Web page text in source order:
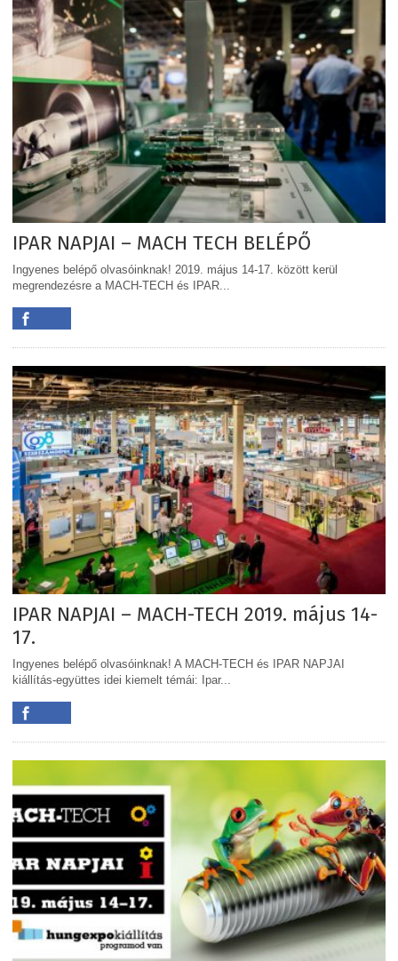
IPAR NAPJAI – MACH TECH BELÉPŐ
Ingyenes belépő olvasóinknak! 2019. május 14-17. között kerül
megrendezésre a MACH-TECH és IPAR...
IPAR NAPJAI – MACH-TECH 2019. május 14-
17.
Ingyenes belépő olvasóinknak! A MACH-TECH és IPAR NAPJAI
kiállítás-együttes idei kiemelt témái: Ipar...